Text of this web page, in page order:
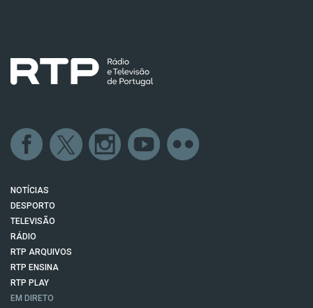
NOTÍCIAS
DESPORTO
TELEVISÃO
RÁDIO
RTP ARQUIVOS
RTP ENSINA
RTP PLAY
EM DIRETO